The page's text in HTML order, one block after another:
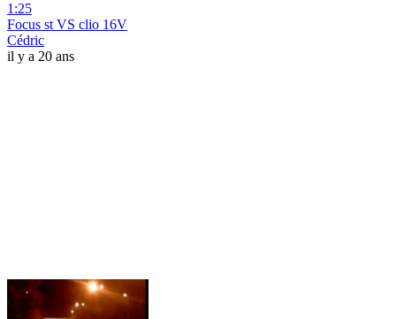
1:25
Focus st VS clio 16V
Cédric
il y a 20 ans